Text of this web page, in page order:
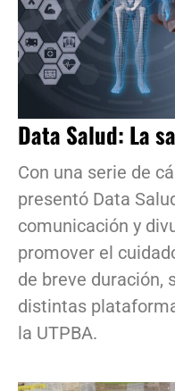
Data Salud: La
Con una serie de
presentó Data
comunicación y
promover el
de breve duración,
distintas
la UTPBA.